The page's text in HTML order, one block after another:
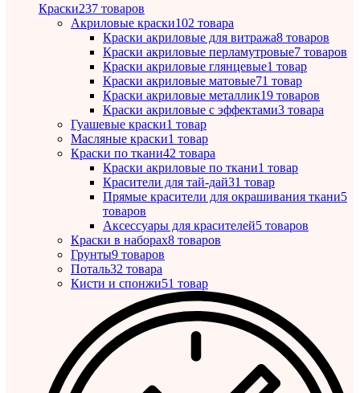
Краски237 товаров
Акриловые краски102 товара
Краски акриловые для витража8 товаров
Краски акриловые перламутровые7 товаров
Краски акриловые глянцевые1 товар
Краски акриловые матовые71 товар
Краски акриловые металлик19 товаров
Краски акриловые с эффектами3 товара
Гуашевые краски1 товар
Масляные краски1 товар
Краски по ткани42 товара
Краски акриловые по ткани1 товар
Красители для тай-дай31 товар
Прямые красители для окрашивания ткани5
товаров
Аксессуары для красителей5 товаров
Краски в наборах8 товаров
Грунты9 товаров
Поталь32 товара
Кисти и спонжи51 товар